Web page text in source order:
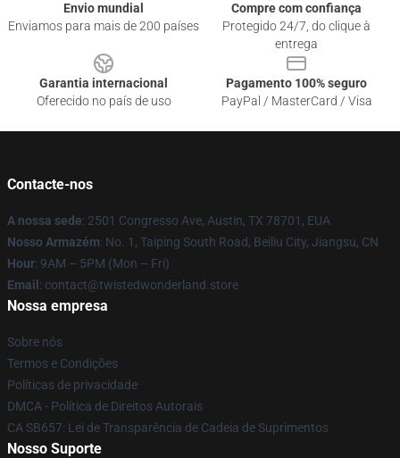
Envio mundial
Enviamos para mais de 200 países
Compre com confiança
Protegido 24/7, do clique à
entrega
Garantia internacional
Oferecido no país de uso
Pagamento 100% seguro
PayPal / MasterCard / Visa
Contacte-nos
A nossa sede: 2501 Congresso Ave, Austin, TX 78701, EUA
Nosso Armazém: No. 1, Taiping South Road, Beiliu City, Jiangsu, CN
Hour: 9AM – 5PM (Mon – Fri)
Email : contact@twistedwonderland.store
Nossa empresa
Sobre nós
Termos e Condições
Políticas de privacidade
DMCA - Política de Direitos Autorais
CA SB657: Lei de Transparência de Cadeia de Suprimentos
Nosso Suporte